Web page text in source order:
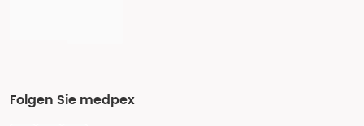
Folgen Sie medpex